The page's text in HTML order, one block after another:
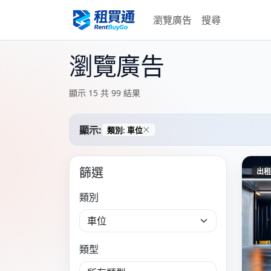
瀏覽廣告 搜尋
瀏覽廣告
顯示 15 共 99 結果
顯示: 類別: 車位
篩選
類別
類型
出租